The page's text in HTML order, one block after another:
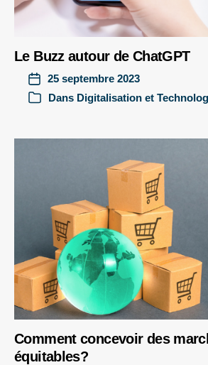
Le Buzz autour de ChatGPT
25 septembre 2023
Dans Digitalisation et
Comment concevoir des
équitables?